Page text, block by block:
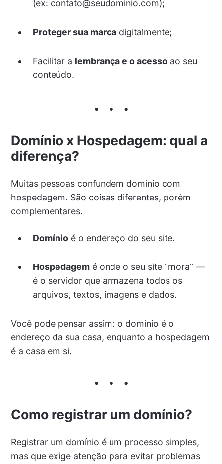
(ex: contato@seudominio.com);
Proteger sua marcadigitalmente;
Facilitar a lembrança e o acessoao seu
conteúdo.
Domínio x Hospedagem: qual a
diferença?
Muitas pessoas confundem domínio com
hospedagem. São coisas diferentes, porém
complementares.
Domínioé o endereço do seu site.
Hospedagemé onde o seu site “mora” —
é o servidor que armazena todos os
arquivos, textos, imagens e dados.
Você pode pensar assim: o domínio é o
endereço da sua casa, enquanto a hospedagem
é a casa em si.
Como registrar um domínio?
Registrar um domínio é um processo simples,
mas que exige atenção para evitar problemas